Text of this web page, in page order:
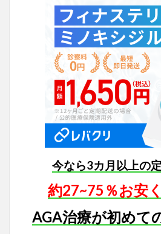
今なら3カ月以上の
約27~75％お安
AGA治療が初めて